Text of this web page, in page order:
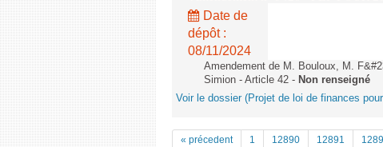
Date de
dépôt :
08/11/2024
Amendement de M. Bouloux, M.
Simion - Article 42 - Non renseigné
Voir le dossier (Projet de loi de finances
« précedent 1 12890 12891